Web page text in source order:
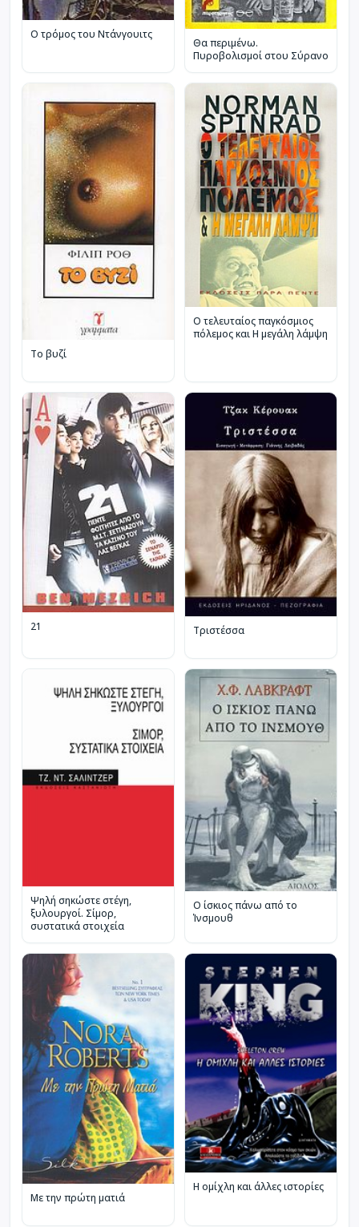
Ο τρόμος του Ντάνγουιτς
Θα περιμένω.
Πυροβολισμοί στου Σύρανο
Το βυζί
Ο τελευταίος παγκόσμιος
πόλεμος και Η μεγάλη λάμψη
21 Τριστέσσα
Ψηλή σηκώστε στέγη,
ξυλουργοί. Σίμορ,
συστατικά στοιχεία
Ο ίσκιος πάνω από το
Ίνσμουθ
Με την πρώτη ματιά
Η ομίχλη και άλλες ιστορίες